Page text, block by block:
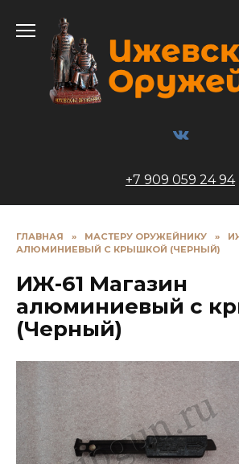
содержанию
+7 909 059 24 94
ГЛАВНАЯ » МАСТЕРУ ОРУЖЕЙНИКУ »
АЛЮМИНИЕВЫЙ С КРЫШКОЙ (ЧЕРНЫЙ)
ИЖ-61 Магазин
алюминиевый с
(Черный)